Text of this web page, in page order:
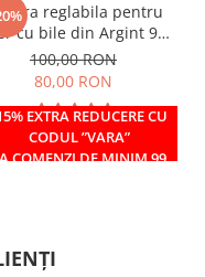
EXTRA REDUCERE CU
CODUL ”VARA”
COMENZI DE MINIM 99
reglabila pentru
cu bile din Argint 925
si margele Miyuki verzi
100,00 RON
80,00 RON
IN STOC